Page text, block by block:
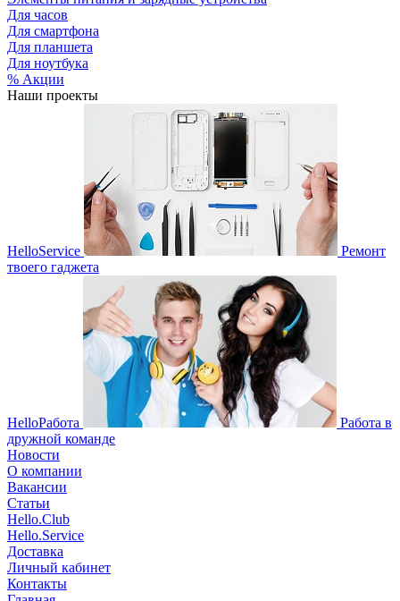
Для часов
Для смартфона
Для планшета
Для ноутбука
% Акции
Наши проекты
HelloService
Ремонт
твоего гаджета
HelloРабота
Работа в
дружной команде
Новости
О компании
Вакансии
Статьи
Hello.Club
Hello.Service
Доставка
Личный кабинет
Контакты